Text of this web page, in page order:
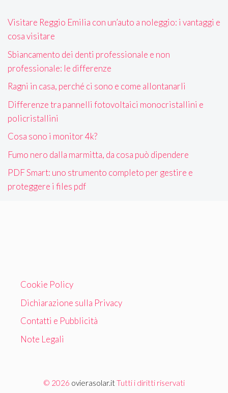
Visitare Reggio Emilia con un’auto a noleggio: i vantaggi e
cosa visitare
Sbiancamento dei denti professionale e non
professionale: le differenze
Ragni in casa, perché ci sono e come allontanarli
Differenze tra pannelli fotovoltaici monocristallini e
policristallini
Cosa sono i monitor 4k?
Fumo nero dalla marmitta, da cosa può dipendere
PDF Smart: uno strumento completo per gestire e
proteggere i files pdf
Cookie Policy
Dichiarazione sulla Privacy
Contatti e Pubblicità
Note Legali
© 2026 ovierasolar.itTutti i diritti riservati